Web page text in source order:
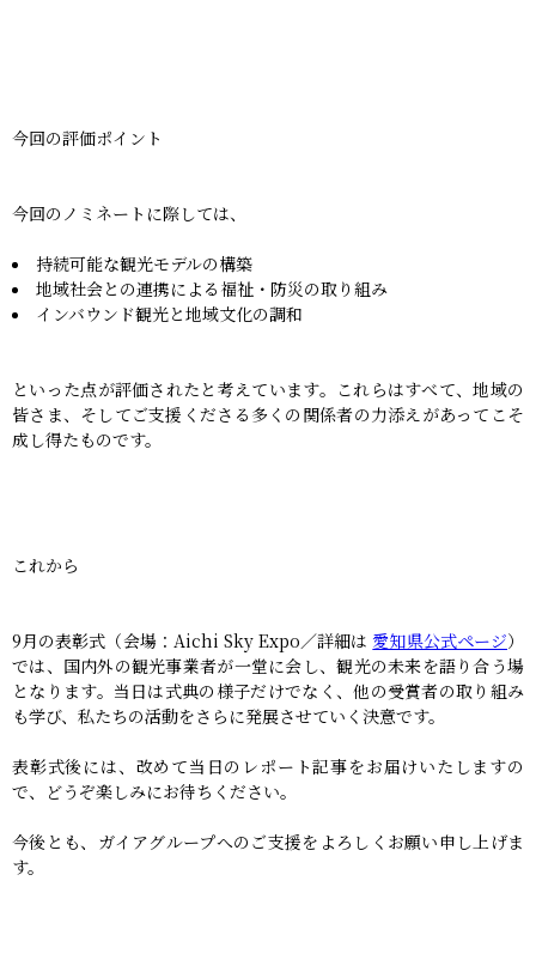
今回の評価ポイント
今回のノミネートに際しては、
持続可能な観光モデルの構築
地域社会との連携による福祉・防災の取り組み
インバウンド観光と地域文化の調和
といった点が評価されたと考えています。これらはすべて、地域の
皆さま、そしてご支援くださる多くの関係者の力添えがあってこそ
成し得たものです。
これから
9月の表彰式（会場：Aichi Sky Expo／詳細は 愛知県公式ページ）
では、国内外の観光事業者が一堂に会し、観光の未来を語り合う場
となります。当日は式典の様子だけでなく、他の受賞者の取り組み
も学び、私たちの活動をさらに発展させていく決意です。
表彰式後には、改めて当日のレポート記事をお届けいたしますの
で、どうぞ楽しみにお待ちください。
今後とも、ガイアグループへのご支援をよろしくお願い申し上げま
す。